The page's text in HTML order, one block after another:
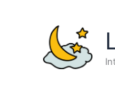
contenuto